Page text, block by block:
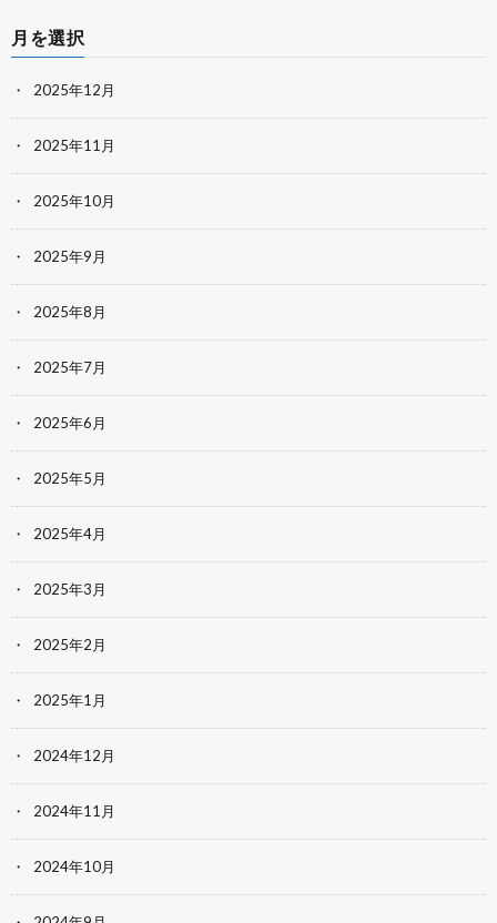
月を選択
2025年12月
2025年11月
2025年10月
2025年9月
2025年8月
2025年7月
2025年6月
2025年5月
2025年4月
2025年3月
2025年2月
2025年1月
2024年12月
2024年11月
2024年10月